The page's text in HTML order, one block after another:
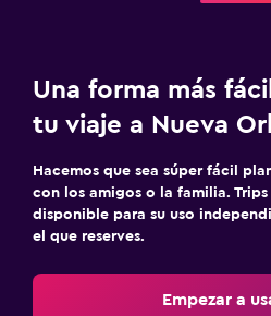
Una forma más
tu viaje a Nueva
Hacemos que sea súper fácil
con los amigos o la familia.
disponible para su uso
el que reserves.
Empezar a